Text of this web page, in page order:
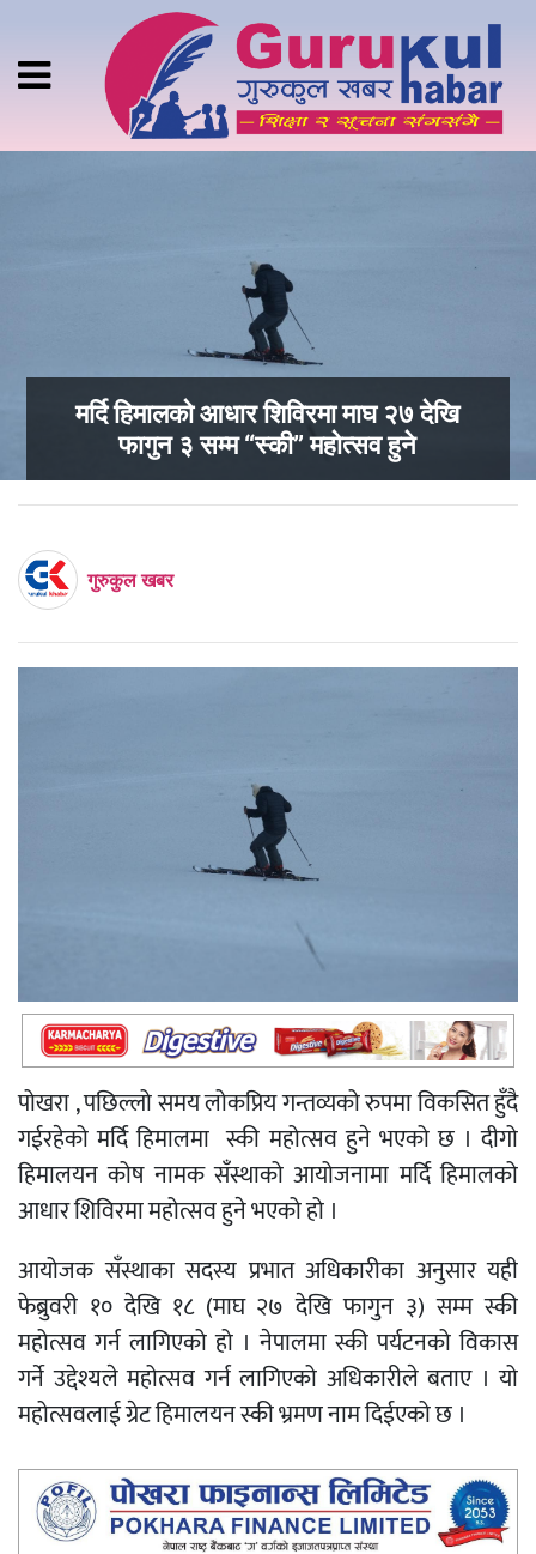
मर्दि हिमालको आधार शिविरमा माघ २७ देखि
फागुन ३ सम्म “स्की” महोत्सव हुने
गुरुकुल खबर
पोखरा , पछिल्लो समय लोकप्रिय गन्तव्यको रुपमा विकसित हुँदै
गईरहेको मर्दि हिमालमा स्की महोत्सव हुने भएको छ । दीगो
हिमालयन कोष नामक सँस्थाको आयोजनामा मर्दि हिमालको
आधार शिविरमा महोत्सव हुने भएको हो ।
आयोजक सँस्थाका सदस्य प्रभात अधिकारीका अनुसार यही
फेब्रुवरी १० देखि १८ (माघ २७ देखि फागुन ३) सम्म स्की
महोत्सव गर्न लागिएको हो । नेपालमा स्की पर्यटनको विकास
गर्ने उद्देश्यले महोत्सव गर्न लागिएको अधिकारीले बताए । यो
महोत्सवलाई ग्रेट हिमालयन स्की भ्रमण नाम दिईएको छ ।